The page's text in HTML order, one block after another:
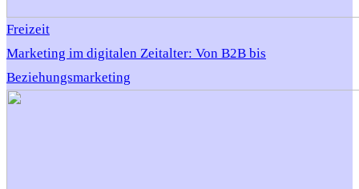
Freizeit
Marketing im digitalen Zeitalter: Von B2B bis
Beziehungsmarketing